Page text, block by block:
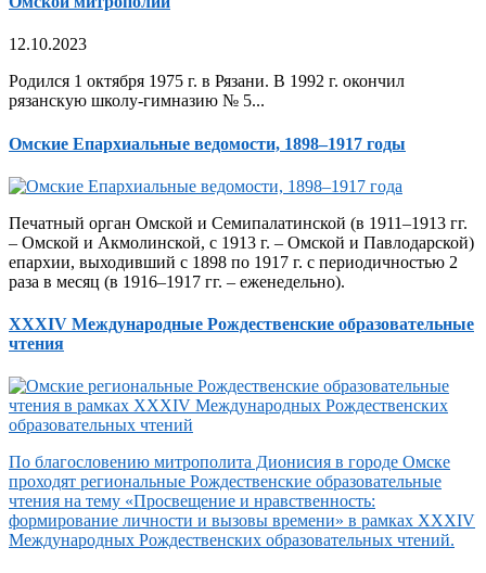
12.10.2023
Родился 1 октября 1975 г. в Рязани. В 1992 г. окончил
рязанскую школу-гимназию № 5...
Омские Епархиальные ведомости, 1898–1917 годы
Печатный орган Омской и Семипалатинской (в 1911–1913 гг.
– Омской и Акмолинской, с 1913 г. – Омской и Павлодарской)
епархии, выходивший с 1898 по 1917 г. с периодичностью 2
раза в месяц (в 1916–1917 гг. – еженедельно).
XXXIV Международные Рождественские образовательные
чтения
По благословению митрополита Дионисия в городе Омске
проходят региональные Рождественские образовательные
чтения на тему «Просвещение и нравственность:
формирование личности и вызовы времени» в рамках XXXIV
Международных Рождественских образовательных чтений.